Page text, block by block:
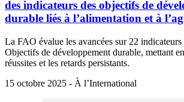
des indicateurs des objectifs de
durable liés à l’alimentation et à
La FAO évalue les avancées sur 22
Objectifs de développement durable, mettant
réussites et les retards persistants.
15 octobre 2025 - À l’International